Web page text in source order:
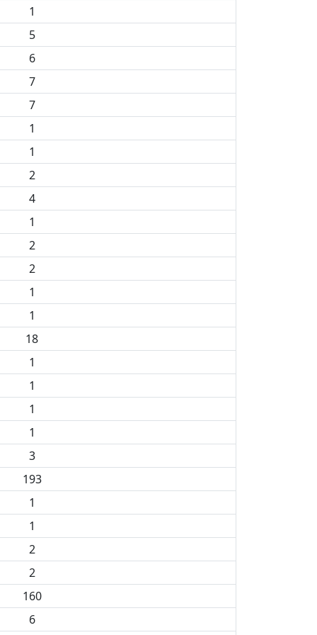
1
5
6
7
7
1
1
2
4
1
2
2
1
1
18
1
1
1
1
3
193
1
1
2
2
160
6